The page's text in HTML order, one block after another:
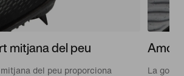
mitjana del peu
del peu proporciona
La